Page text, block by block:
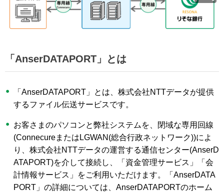
「AnserDATAPORT」とは
「AnserDATAPORT」とは、株式会社NTTデータが提供
するファイル伝送サービスです。
お客さまのパソコンと弊社システムを、閉域な専用回線
(ConnecureまたはLGWAN(総合行政ネットワーク))によ
り、株式会社NTTデータの運営する通信センター(AnserD
ATAPORT)を介して接続し、「資金管理サービス」「会
計情報サービス」をご利用いただけます。「AnserDATA
PORT」の詳細については、AnserDATAPORTのホーム